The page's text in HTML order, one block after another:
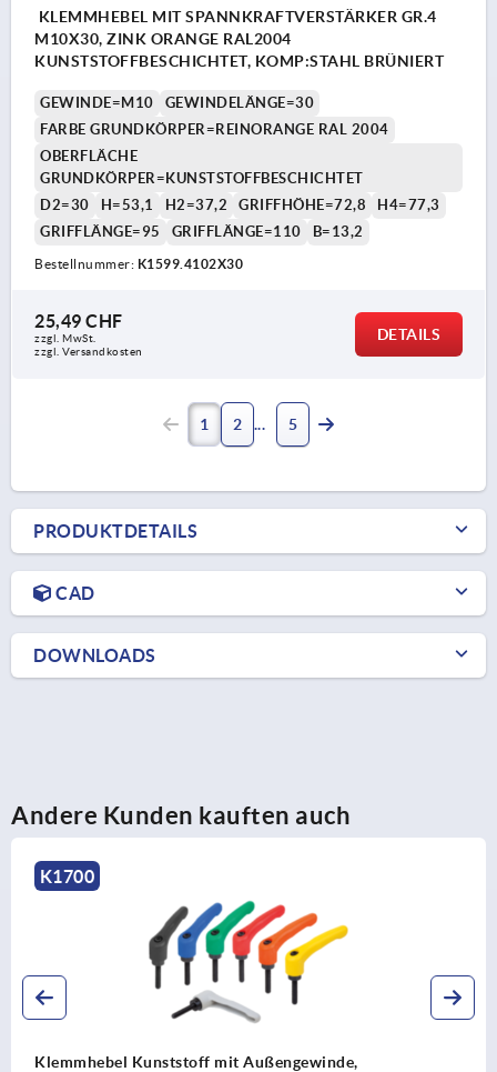
KLEMMHEBEL MIT SPANNKRAFTVERSTÄRKER GR.4
M10X30, ZINK ORANGE RAL2004
KUNSTSTOFFBESCHICHTET, KOMP:STAHL BRÜNIERT
GEWINDE=M10
GEWINDELÄNGE=30
FARBE GRUNDKÖRPER=REINORANGE RAL 2004
OBERFLÄCHE
GRUNDKÖRPER=KUNSTSTOFFBESCHICHTET
D2=30
H=53,1 H2=37,2 GRIFFHÖHE=72,8
H4=77,3
GRIFFLÄNGE=95
GRIFFLÄNGE=110 B=13,2
Bestellnummer: K1599.4102X30
25,49 CHF
zzgl. MwSt.
zzgl. Versandkosten
DETAILS
1 2 5
PRODUKTDETAILS
CAD
DOWNLOADS
Andere Kunden kauften auch
K1700
Klemmhebel Kunststoff mit Außengewinde,